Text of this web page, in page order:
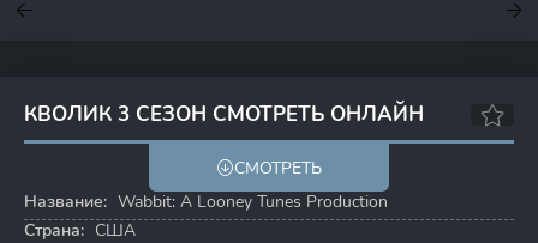
КВОЛИК 3 СЕЗОН СМОТРЕТЬ ОНЛАЙН
5.9 5.8
СМОТРЕТЬ
Название: Wabbit: A Looney Tunes Production
Страна: США